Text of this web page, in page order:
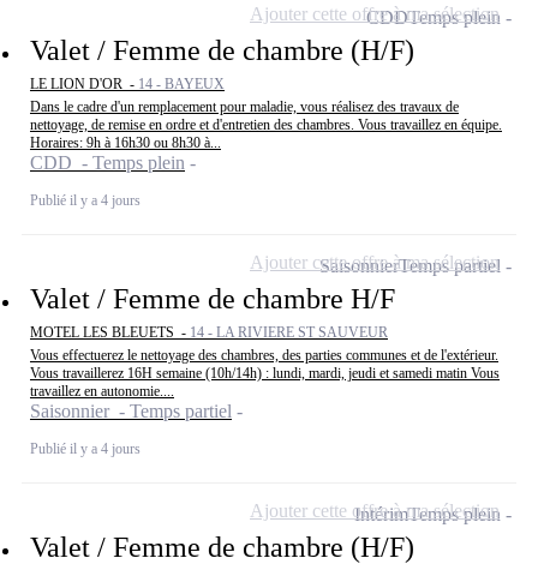
Valet / Femme de chambre (H/F)
LE LION D'OR - 14 - BAYEUX
Dans le cadre d'un remplacement pour maladie, vous réalisez des travaux de
nettoyage, de remise en ordre et d'entretien des chambres. Vous travaillez en équipe.
Horaires: 9h à 16h30 ou 8h30 à...
CDD - Temps plein
Publié il y a 4 jours
CDDTemps plein
Ajouter cette offre à ma sélection
Valet / Femme de chambre H/F
MOTEL LES BLEUETS - 14 - LA RIVIERE ST SAUVEUR
Vous effectuerez le nettoyage des chambres, des parties communes et de l'extérieur.
Vous travaillerez 16H semaine (10h/14h) : lundi, mardi, jeudi et samedi matin Vous
travaillez en autonomie....
Saisonnier - Temps partiel
Publié il y a 4 jours
SaisonnierTemps partiel
Ajouter cette offre à ma sélection
Valet / Femme de chambre (H/F)
IntérimTemps plein
Ajouter cette offre à ma sélection